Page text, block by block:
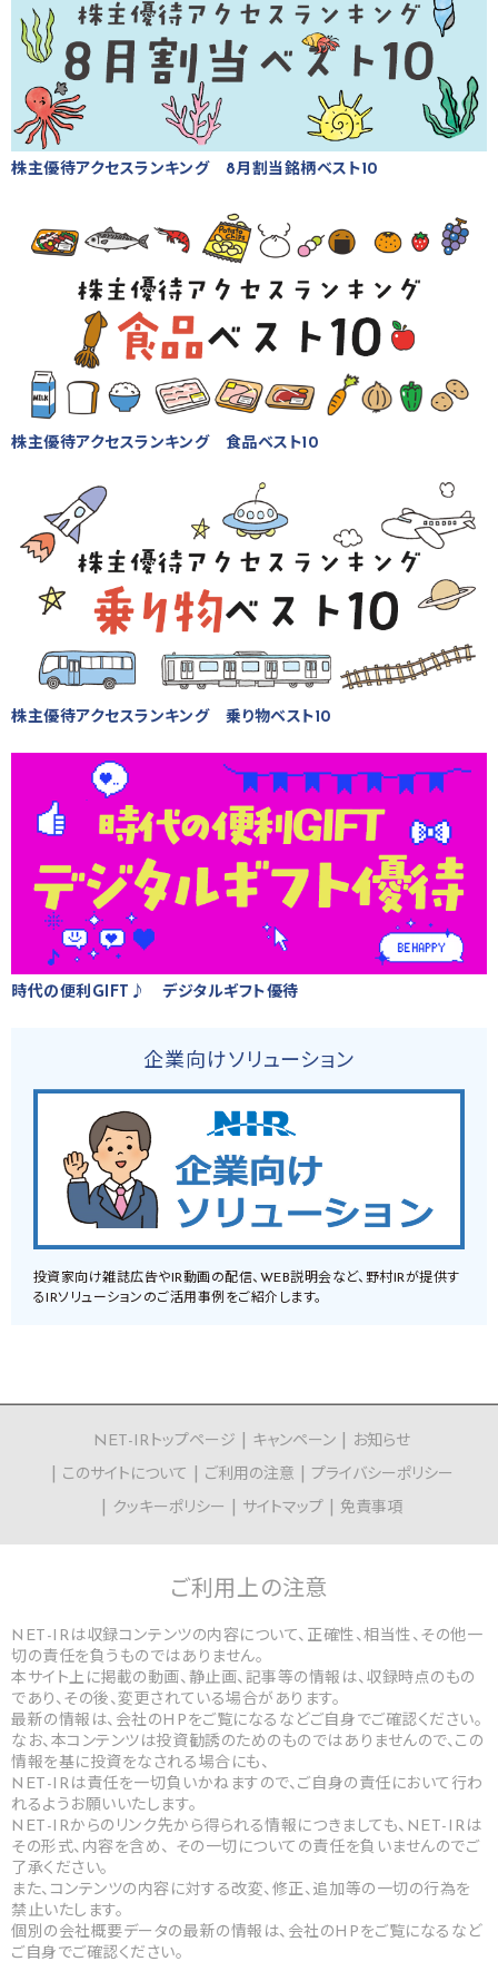
株主優待アクセスランキング 8月割当銘柄ベスト10
株主優待アクセスランキング 食品ベスト10
株主優待アクセスランキング 乗り物ベスト10
時代の便利GIFT♪ デジタルギフト優待
企業向けソリューション
投資家向け雑誌広告やIR動画の配信、WEB説明会など、野村IRが提供す
るIRソリューションのご活用事例をご紹介します。
NET-IRトップページ キャンペーン
お知らせ
このサイトについて
ご利用の注意
プライバシーポリシー
クッキーポリシー
サイトマップ 免責事項
ご利用上の注意
NET-IRは収録コンテンツの内容について、正確性、相当性、その他一
切の責任を負うものではありません。
本サイト上に掲載の動画、静止画、記事等の情報は、収録時点のもの
であり、その後、変更されている場合があります。
最新の情報は、会社のHPをご覧になるなどご自身でご確認ください。
なお、本コンテンツは投資勧誘のためのものではありませんので、この
情報を基に投資をなされる場合にも、
NET-IRは責任を一切負いかねますので、ご自身の責任において行わ
れるようお願いいたします。
NET-IRからのリンク先から得られる情報につきましても、NET-IRは
その形式、内容を含め、 その一切についての責任を負いませんのでご
了承ください。
また、コンテンツの内容に対する改変、修正、追加等の一切の行為を
禁止いたします。
個別の会社概要データの最新の情報は、会社のHPをご覧になるなど
ご自身でご確認ください。